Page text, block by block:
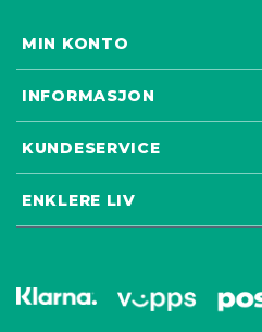
MIN KONTO
INFORMASJON
KUNDESERVICE
ENKLERE LIV